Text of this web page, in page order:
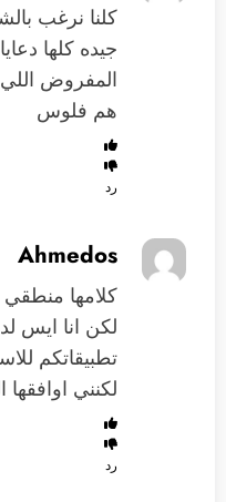
كلنا نرغب
جيده كلها
المفروض
هم فلوس
رد
Ahmedos
كلامها
لكن انا ايس
تطبيقاتكم
لكنني اوافقها
رد